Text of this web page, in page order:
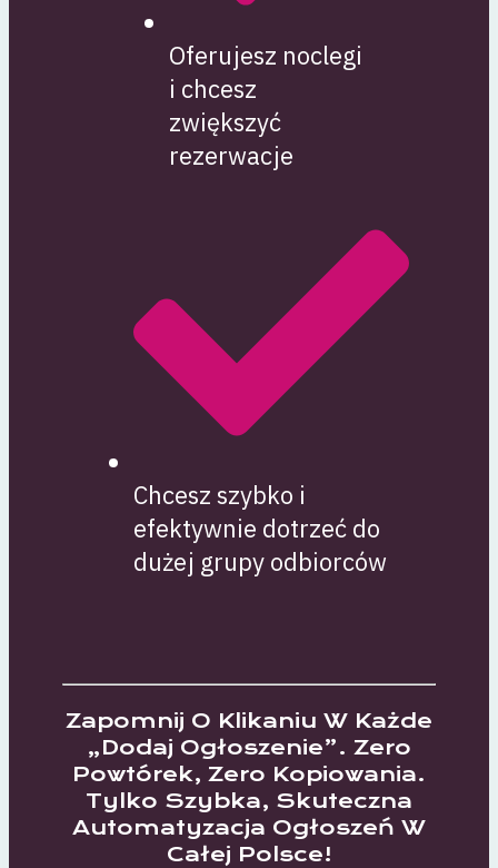
Oferujesz noclegi
i chcesz
zwiększyć
rezerwacje
Chcesz szybko i
efektywnie dotrzeć do
dużej grupy odbiorców
Zapomnij O Klikaniu W Każde
„dodaj Ogłoszenie”. Zero
Powtórek, Zero Kopiowania.
Tylko Szybka, Skuteczna
Automatyzacja Ogłoszeń W
Całej Polsce!